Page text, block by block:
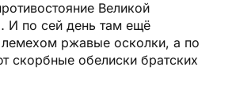
Великой
И по сей день там ещё
ржавые осколки, а по
скорбные обелиски братских